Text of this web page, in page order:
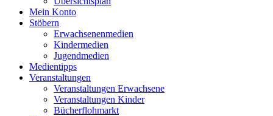
Mein Konto
Stöbern
Erwachsenenmedien
Kindermedien
Jugendmedien
Medientipps
Veranstaltungen
Veranstaltungen Erwachsene
Veranstaltungen Kinder
Bücherflohmarkt